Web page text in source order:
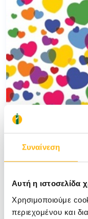
Συναίνεση
Αυτή η ιστοσελίδα
Χρησιμοποιούμε
περιεχομένου και
Τεύχος 36
Δείτε το τεύχος